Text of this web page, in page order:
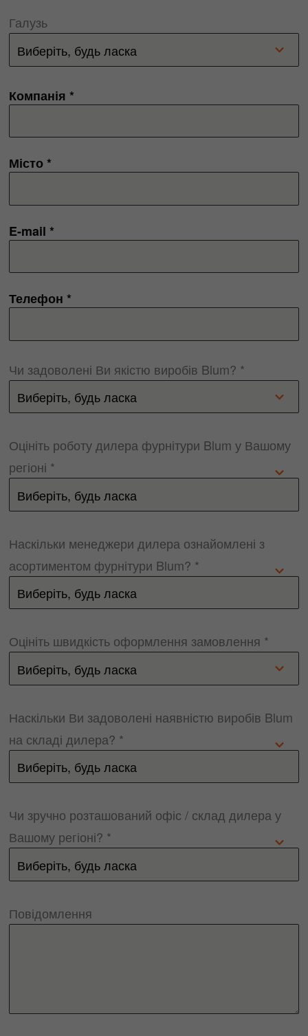
Галузь
Компанія *
Місто *
E-mail *
Телефон *
Чи задоволені Ви якістю виробів Blum? *
Оцініть роботу дилера фурнітури Blum у Вашому
регіоні *
Наскільки менеджери дилера ознайомлені з
асортиментом фурнітури Blum? *
Оцініть швидкість оформлення замовлення *
Наскільки Ви задоволені наявністю виробів Blum
на складі дилера? *
Чи зручно розташований офіс / склад дилера у
Вашому регіоні? *
Повідомлення